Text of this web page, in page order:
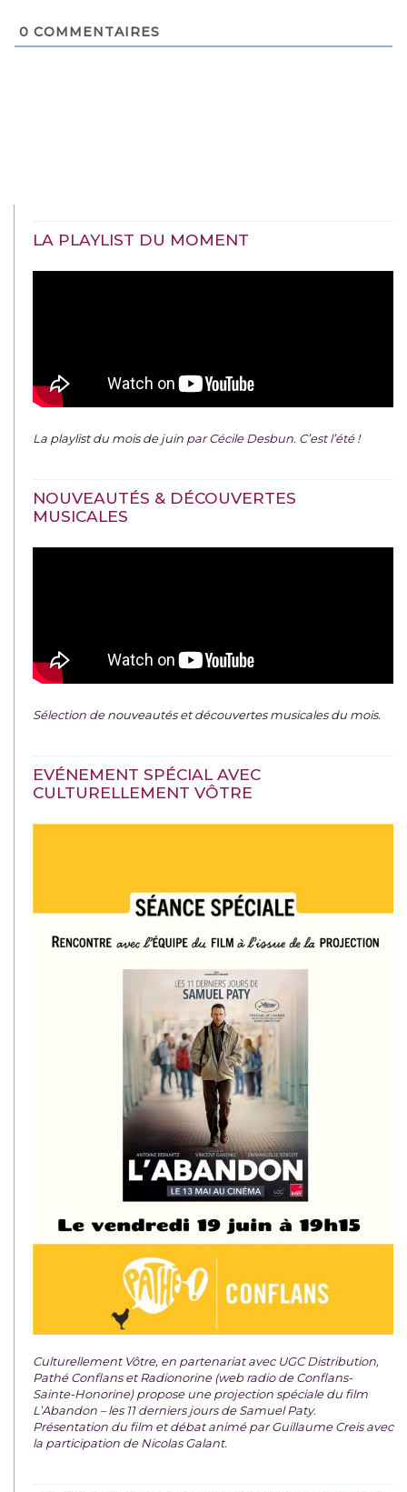
0 COMMENTAIRES
LA PLAYLIST DU MOMENT
La playlist du mois de juin par Cécile Desbun. C’est l’été !
NOUVEAUTÉS & DÉCOUVERTES
MUSICALES
Sélection denouveautés et découvertes musicales du mois.
EVÉNEMENT SPÉCIAL AVEC
CULTURELLEMENT VÔTRE
Culturellement Vôtre, en partenariat avec UGC Distribution,
Pathé Conflans et Radionorine (web radio de Conflans-
Sainte-Honorine) propose une projection spéciale du film
L’Abandon – les 11 derniers jours de Samuel Paty.
Présentation du film et débat animé par Guillaume Creis avec
la participation de Nicolas Galant.